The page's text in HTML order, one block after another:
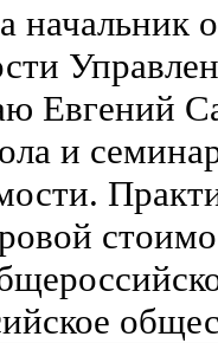
начальник
Евгений
и